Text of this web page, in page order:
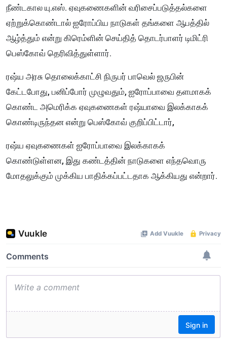
நீண்டகால யு.எஸ். ஏவுகணைகளின் வரிசைப்படுத்தல்களை
ஏற்றுக்கொண்டால் ஐரோப்பிய நாடுகள் தங்களை ஆபத்தில்
ஆழ்த்தும் என்று கிரெம்ளின் செய்தித் தொடர்பாளர் டிமிட்ரி
பெஸ்கோவ் தெரிவித்துள்ளார்.
ரஷ்ய அரசு தொலைக்காட்சி நிருபர் பாவெல் ஜருபின்
கேட்டபோது, ​​பனிப்போர் முழுவதும், ஐரோப்பாவை தளமாகக்
கொண்ட அமெரிக்க ஏவுகணைகள் ரஷ்யாவை இலக்காகக்
கொண்டிருந்தன என்று பெஸ்கோவ் குறிப்பிட்டார்,
ரஷ்ய ஏவுகணைகள் ஐரோப்பாவை இலக்காகக்
கொண்டுள்ளன, இது கண்டத்தின் நாடுகளை எந்தவொரு
மோதலுக்கும் முக்கிய பாதிக்கப்பட்டதாக ஆக்கியது என்றார்.